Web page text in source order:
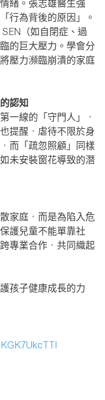
緒。張志雄醫生強
行為背後的原因」。
（如自閉症、過
的巨大壓力。學會分
壓力瀕臨崩潰的家庭
認知
一線的「守門人」，
提醒，虐待不限於身
而「疏忽照顧」同樣
未安裝窗花導致的潛
家庭，而是為陷入危
護兒童不能單靠社
專業合作，共同織起
孩子健康成長的力